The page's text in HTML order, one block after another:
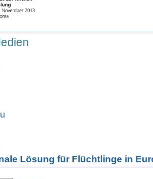
Lösung für Flüchtlinge in